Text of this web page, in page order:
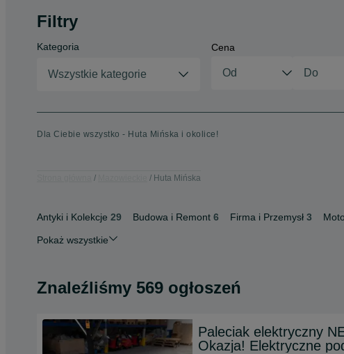
Filtry
Kategoria
Wszystkie kategorie
Cena
Dla Ciebie wszystko - Huta Mińska i okolice!
Huta Mińska
Antyki i Kolekcje 29 Budowa i Remont 6 Firma i Przemysł 3
Pokaż wszystkie
Znaleźliśmy 569 ogłoszeń
Paleciak elektryczny
Okazja! Elektryczne